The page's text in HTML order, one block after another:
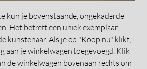
kun je bovenstaande, ongekaderde
Het betreft een uniek exemplaar,
kunstenaar. Als je op "Koop nu" klikt,
aan je winkelwagen toegevoegd. Klik
de winkelwagen bovenaan rechts om